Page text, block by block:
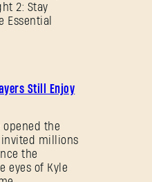
2: Stay
Essential
Still Enjoy
opened the
millions
the
eyes of Kyle